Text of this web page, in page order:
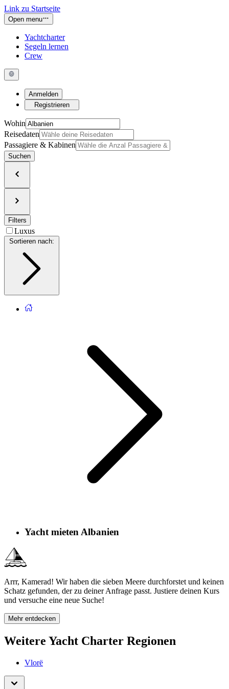
Link zu Startseite
Open menu
Yachtcharter
Segeln lernen
Crew
Anmelden
Registrieren
Wohin
Reisedaten
Passagiere & Kabinen
Suchen
Filters
Luxus
Sortieren nach
Yacht mieten Albanien
Arrr, Kamerad! Wir haben die sieben Meere durchforstet und keinen
Schatz gefunden, der zu deiner Anfrage passt. Justiere deinen Kurs
und versuche eine neue Suche!
Mehr entdecken
Weitere Yacht Charter Regionen
Vlorë